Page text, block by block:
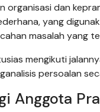
organisasi dan
yang
masalah yang
mengikuti
persoalan
Anggota